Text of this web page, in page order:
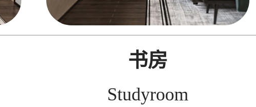
书房
Studyroom